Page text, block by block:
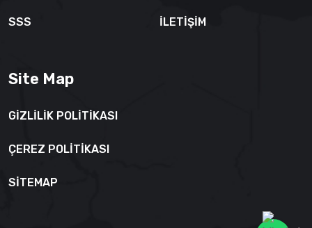
SSS İLETİŞİM
Site Map
GİZLİLİK POLİTİKASI
ÇEREZ POLİTİKASI
SITEMAP